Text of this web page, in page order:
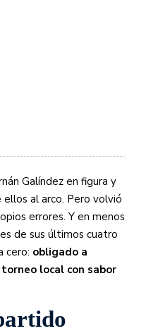
Galíndez en figura y
al arco. Pero volvió
errores. Y en menos
de sus últimos cuatro
cero: obligado a
local con sabor